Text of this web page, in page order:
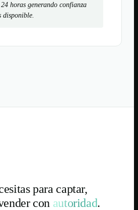
horas generando confianza
disponible.
para captar,
con autoridad.